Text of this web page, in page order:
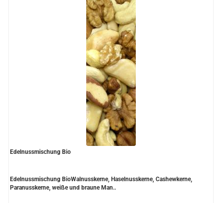
Edelnussmischung Bio
Edelnussmischung BioWalnusskerne, Haselnusskerne, Cashewkerne,
Paranusskerne, weiße und braune Man..